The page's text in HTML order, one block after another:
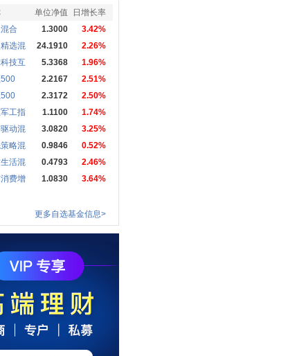
单位净值
日增长率
合
1.3000
3.42%
选混
24.1910
2.26%
技互
5.3368
1.96%
2.2167
2.51%
2.3172
2.50%
工指
1.1100
1.74%
动混
3.0820
3.25%
略混
0.9846
0.52%
活混
0.4793
2.46%
费增
1.0830 3.64%
更多自选基金信息>